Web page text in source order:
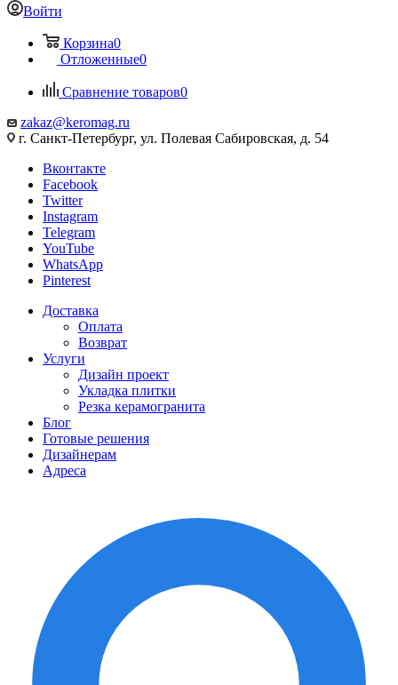
Войти
Корзина0
Отложенные0
Сравнение товаров0
zakaz@keromag.ru
г. Санкт-Петербург, ул. Полевая Сабировская, д. 54
Вконтакте
Facebook
Twitter
Instagram
Telegram
YouTube
WhatsApp
Pinterest
Доставка
Оплата
Возврат
Услуги
Дизайн проект
Укладка плитки
Резка керамогранита
Блог
Готовые решения
Дизайнерам
Адреса